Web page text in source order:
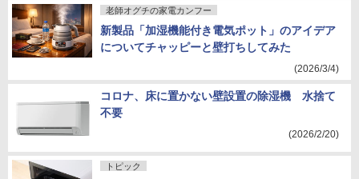
老師オグチの家電カンフー
新製品「加湿機能付き電気ポット」のアイデア
についてチャッピーと壁打ちしてみた
(2026/3/4)
コロナ、床に置かない壁設置の除湿機 水捨て
不要
(2026/2/20)
トピック